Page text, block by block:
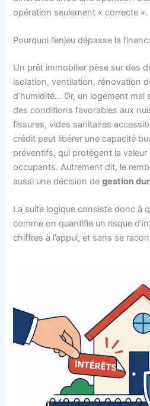
opération seulement « correcte ».
Pourquoi l’enjeu dépasse la
Un prêt immobilier pèse sur des
isolation, ventilation, rénovation
d’humidité… Or, un logement mal
des conditions favorables aux
fissures, vides sanitaires
crédit peut libérer une capacité
préventifs, qui protègent la
occupants. Autrement dit, le
aussi une décision degestion
La suite logique consiste donc à
comme on quantifie un risque
chiffres à l’appui, et sans se